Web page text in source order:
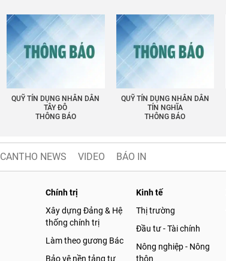
QUỸ TÍN DỤNG NHÂN DÂN
TÂY ĐÔ
THÔNG BÁO
QUỸ TÍN DỤNG NHÂN DÂN
TÍN NGHĨA
THÔNG BÁO
CANTHO NEWS VIDEO BÁO IN
Chính trị
Xây dựng Đảng & Hệ
thống chính trị
Làm theo gương Bác
Bảo vệ nền tảng tư
Kinh tế
Thị trường
Đầu tư - Tài chính
Nông nghiệp - Nông
thôn